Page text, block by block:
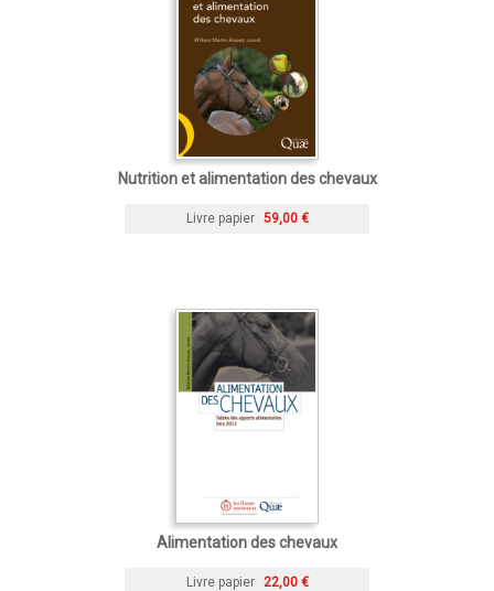
Nutrition et alimentation des chevaux
Livre papier 59,00 €
Alimentation des chevaux
Livre papier 22,00 €